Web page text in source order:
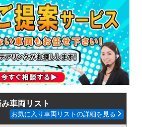
車両リスト
お気に入り車両リストの詳細を見る